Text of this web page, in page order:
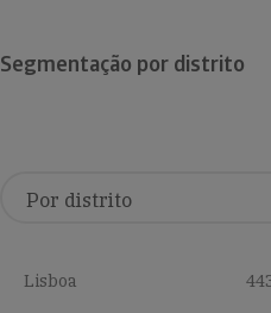
Segmentação por distrito
Lisboa